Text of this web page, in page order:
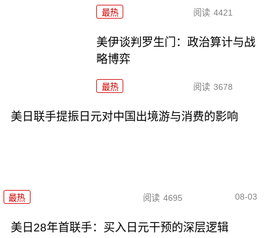
最热 阅读 4421
美伊谈判罗生门：政治算计与战
略博弈
最热 阅读 3678
美日联手提振日元对中国出境游与消费的影响
最热 阅读 4695 08-03
美日28年首联手：买入日元干预的深层逻辑